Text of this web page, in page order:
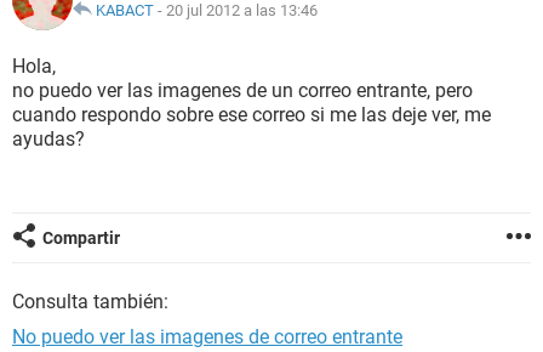
KABACT - 20 jul 2012 a las 13:46
Hola,
no puedo ver las imagenes de un correo entrante, pero
cuando respondo sobre ese correo si me las deje ver, me
ayudas?
Compartir
Consulta también:
No puedo ver las imagenes de correo entrante